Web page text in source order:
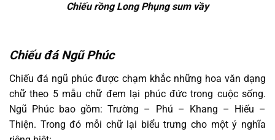
Chiếu rồng Long Phụng sum vầy
Chiếu đá Ngũ Phúc
Chiếu đá ngũ phúc được chạm khắc những hoa văn dạng
chữ theo 5 mẫu chữ đem lại phúc đức trong cuộc sống.
Ngũ Phúc bao gồm: Trường – Phú – Khang – Hiếu –
Thiện. Trong đó mỗi chữ lại biểu trưng cho một ý nghĩa